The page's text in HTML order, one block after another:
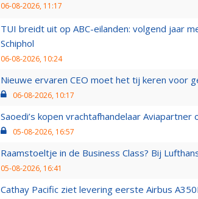
06-08-2026, 11:17
TUI breidt uit op ABC-eilanden: volgend jaar
Schiphol
06-08-2026, 10:24
Nieuwe ervaren CEO moet het tij keren voor
06-08-2026, 10:17
Saoedi’s kopen vrachtafhandelaar Aviapartner
05-08-2026, 16:57
Raamstoeltje in de Business Class? Bij
05-08-2026, 16:41
Cathay Pacific ziet levering eerste Airbus